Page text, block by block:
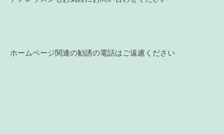
ホームページ関連の勧誘の電話はご遠慮ください